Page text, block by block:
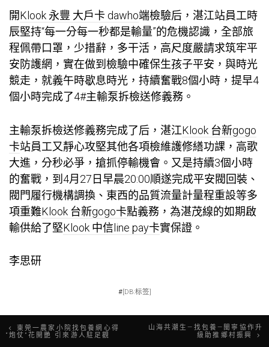
開Klook 永豐 大戶卡 dawho端檢驗后，湛江站員工時
辰堅持“每一分每一秒都是輸量”的危機認識，全部旅
程佩帶口罩，少措辭，多干活，高尺度嚴請求筑牢平
安防護網，實在做到檢驗中確保生孩子平安，與時光
競走，就義午時歇息時光，持續奮戰8個小時，提早4
個小時完成了4#主輸泵拆檢送修義務。
主輸泵拆檢送修義務完成了后，湛江Klook 台新gogo
卡站員工又靜心攻堅其他各項檢維護修繕功課，高歌
大進，分秒必爭，搶抓停輸機會。又是持續3個小時
的奮戰，到4月27日早晨20:00順遂完成平安閥回裝、
閥門履行機構調換、東西的品質流量計量程重設等多
項重難Klook 台新gogo卡點義務，為湛茂線的如期啟
輸供給了堅Klook 中信line pay卡實保證。
李思研
#[DB:标签]
文東莞一農家小院找包養網心得
“炮仗”花開艷 引來游人駐足觀
山海共潮生—找包養—閩寧協作升
級助推鄉村振興